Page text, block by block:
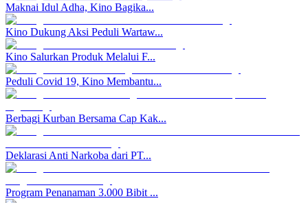
Maknai Idul Adha, Kino Bagika...
Kino Dukung Aksi Peduli Wartaw...
Kino Salurkan Produk Melalui F...
Peduli Covid 19, Kino Membantu...
Berbagi Kurban Bersama Cap Kak...
Deklarasi Anti Narkoba dari PT...
Program Penanaman 3.000 Bibit ...